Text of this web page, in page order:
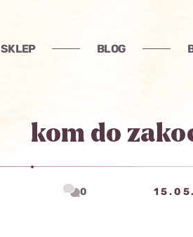
SKLEP BLOG
kom do
0